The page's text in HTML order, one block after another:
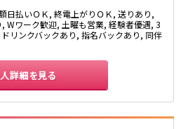
日払いＯＫ, 終電上がりＯＫ, 送りあり,
, Wワーク歓迎, 土曜も営業, 経験者優遇, 3
リンクバックあり, 指名バックあり, 同伴
詳細を見る
京成稲毛駅